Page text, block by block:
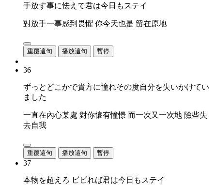
手放す事に怯えて君は今日もステイ
對放手一事感到畏懼 你今天也是 留在原地
重覆這句 播放這句 暫停
36
ずっとどこかで貴方に憧れその度自分を失いかけてい
ました
一直在內心某處 對你懷有憧憬 而一次又一次地 險些失
去自我
重覆這句 播放這句 暫停
37
本物を超えろ ビビれば君は今日もステイ